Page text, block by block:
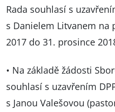
Rada souhlasí s
s Danielem Litvanem na
2017 do 31. prosince
• Na základě žádosti
souhlasí s uzavřením
s Janou Valešovou